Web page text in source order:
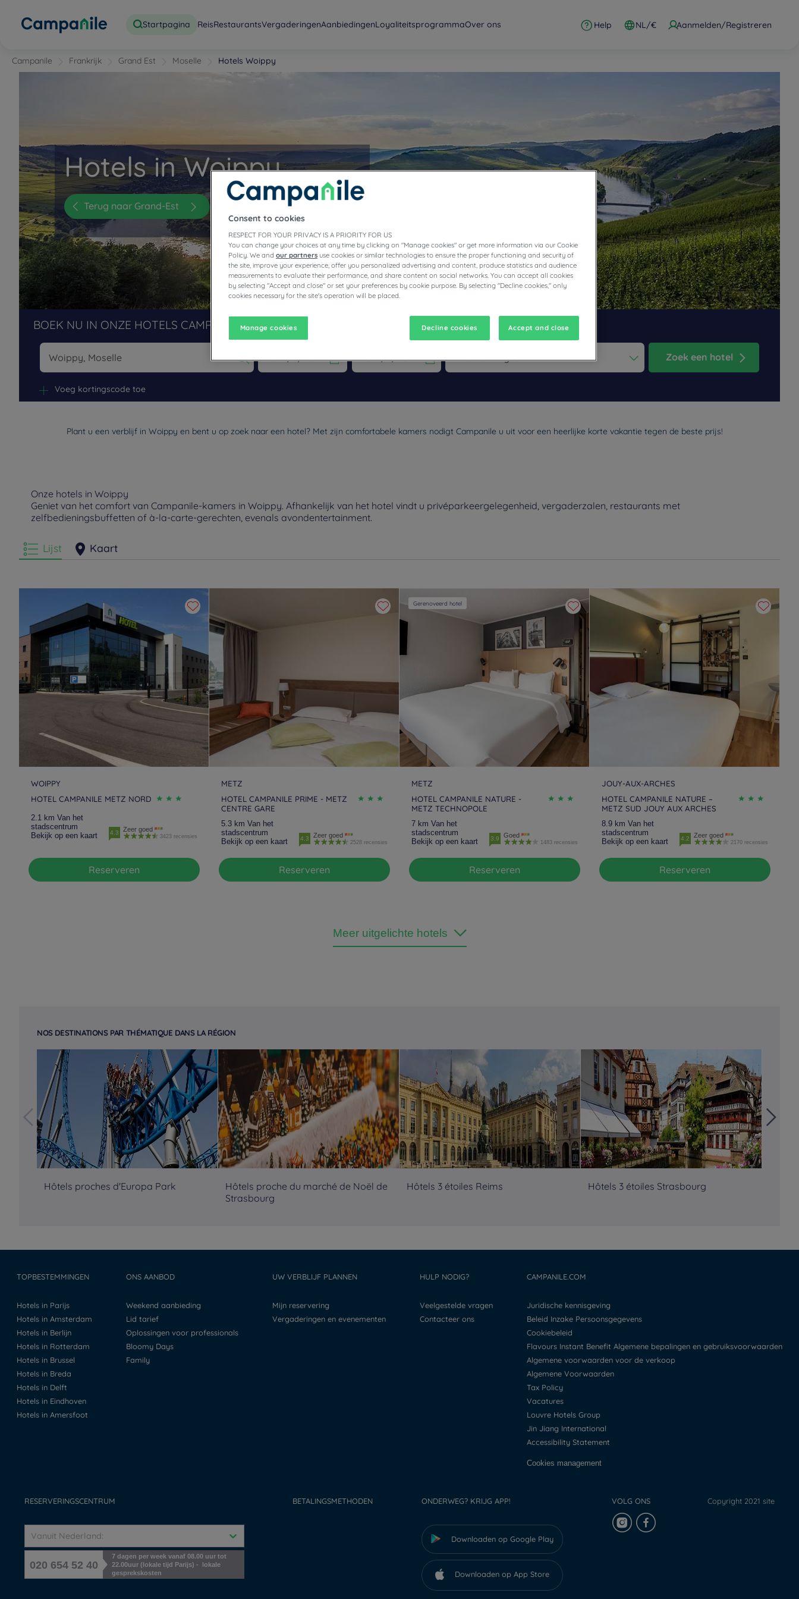
Startpagina ReisRestaurantsVergaderingenAanbiedingenLoyaliteitsprogrammaOver ons Help NL/€ Aanmelden/Registreren
Campanile Frankrijk Grand Est Moselle Hotels Woippy
Hotels in Woippy
Terug naar Grand-Est
BOEK NU IN ONZE HOTELS CAMPANILE
Zoek een hotel
Voeg kortingscode toe
Plant u een verblijf in Woippy en bent u op zoek naar een hotel? Met zijn comfortabele kamers nodigt Campanile u uit voor een heerlijke korte vakantie tegen de beste prijs!
Onze hotels in Woippy
Geniet van het comfort van Campanile-kamers in Woippy. Afhankelijk van het hotel vindt u privéparkeergelegenheid, vergaderzalen, restaurants met
zelfbedieningsbuffetten of à-la-carte-gerechten, evenals avondentertainment.
Lijst Kaart
WOIPPY
HOTEL CAMPANILE METZ NORD
2.1 km Van het
stadscentrum
Bekijk op een kaart
4.3 Zeer goed
3423 recensies
Reserveren
METZ
HOTEL CAMPANILE PRIME - METZ
CENTRE GARE
5.3 km Van het
stadscentrum
Bekijk op een kaart
4.3 Zeer goed
2528 recensies
Reserveren
Gerenoveerd hotel
METZ
HOTEL CAMPANILE NATURE -
METZ TECHNOPOLE
7 km Van het
stadscentrum
Bekijk op een kaart
3.9 Goed
1483 recensies
Reserveren
JOUY-AUX-ARCHES
HOTEL CAMPANILE NATURE –
METZ SUD JOUY AUX ARCHES
8.9 km Van het
stadscentrum
Bekijk op een kaart
4.2 Zeer goed
2170 recensies
Reserveren
Meer uitgelichte hotels
NOS DESTINATIONS PAR THÉMATIQUE DANS LA RÉGION
Hôtels proches d'Europa Park
Hôtels proche du marché de Noël de
Strasbourg
Hôtels 3 étoiles Reims Hôtels 3 étoiles Strasbourg
TOPBESTEMMINGEN
Hotels in Parijs
Hotels in Amsterdam
Hotels in Berlijn
Hotels in Rotterdam
Hotels in Brussel
Hotels in Breda
Hotels in Delft
Hotels in Eindhoven
Hotels in Amersfoot
ONS AANBOD
Weekend aanbieding
Lid tarief
Oplossingen voor professionals
Bloomy Days
Family
UW VERBLIJF PLANNEN
Mijn reservering
Vergaderingen en evenementen
HULP NODIG?
Veelgestelde vragen
Contacteer ons
CAMPANILE.COM
Juridische kennisgeving
Beleid Inzake Persoonsgegevens
Cookiebeleid
Flavours Instant Benefit Algemene bepalingen en gebruiksvoorwaarden
Algemene voorwaarden voor de verkoop
Algemene Voorwaarden
Tax Policy
Vacatures
Louvre Hotels Group
Jin Jiang International
Accessibility Statement
Cookies management
RESERVERINGSCENTRUM
Vanuit Nederland:
020 654 52 40
7 dagen per week vanaf 08.00 uur tot
22.00uur (lokale tijd Parijs) - lokale
gesprekskosten
BETALINGSMETHODEN ONDERWEG? KRIJG APP!
Downloaden op Google Play
Downloaden op App Store
VOLG ONS Copyright 2021 site
Consent to cookies
RESPECT FOR YOUR PRIVACY IS A PRIORITY FOR US
You can change your choices at any time by clicking on "Manage cookies" or get more information via our Cookie
Policy. We and our partners use cookies or similar technologies to ensure the proper functioning and security of
the site, improve your experience, offer you personalized advertising and content, produce statistics and audience
measurements to evaluate their performance, and share content on social networks. You can accept all cookies
by selecting "Accept and close" or set your preferences by cookie purpose. By selecting "Decline cookies," only
cookies necessary for the site's operation will be placed.
Manage cookies Decline cookies Accept and close